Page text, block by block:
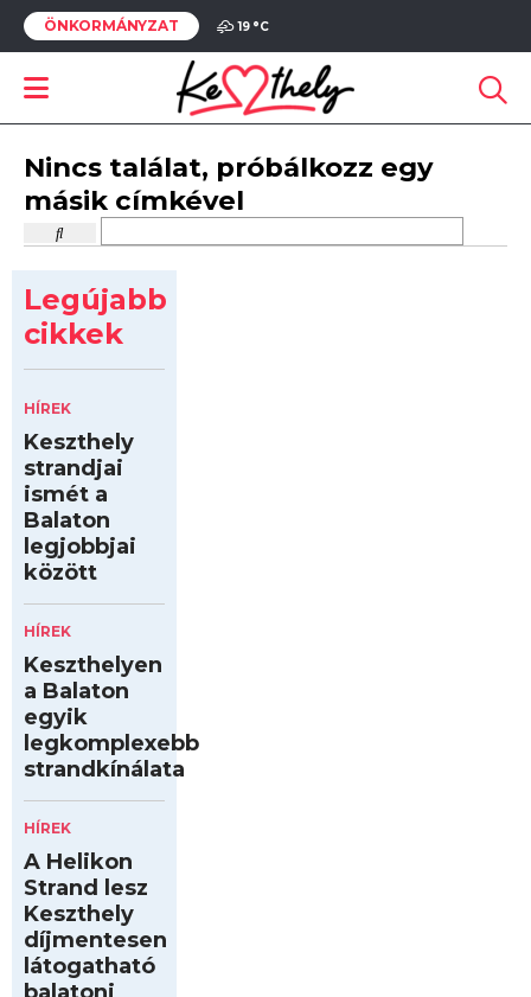
ÖNKORMÁNYZAT 19 °C
Nincs találat, próbálkozz egy
másik címkével
Legújabb
cikkek
HÍREK
Keszthely
strandjai
ismét a
Balaton
legjobbjai
között
HÍREK
Keszthelyen
a Balaton
egyik
legkomplexebb
strandkínálata
HÍREK
A Helikon
Strand lesz
Keszthely
díjmentesen
látogatható